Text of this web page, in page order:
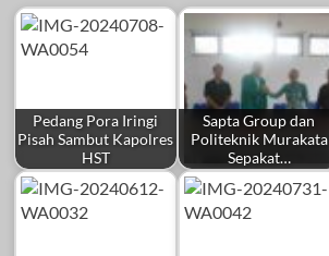
Pedang Pora Iringi
Pisah Sambut Kapolres
HST
Sapta Group dan
Politeknik Murakata
Sepakat…